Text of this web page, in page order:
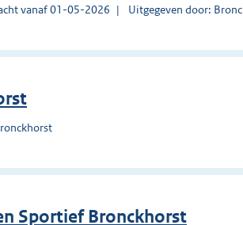
vanaf 01-05-2026 Uitgegeven door:
Sportief Bronckhorst